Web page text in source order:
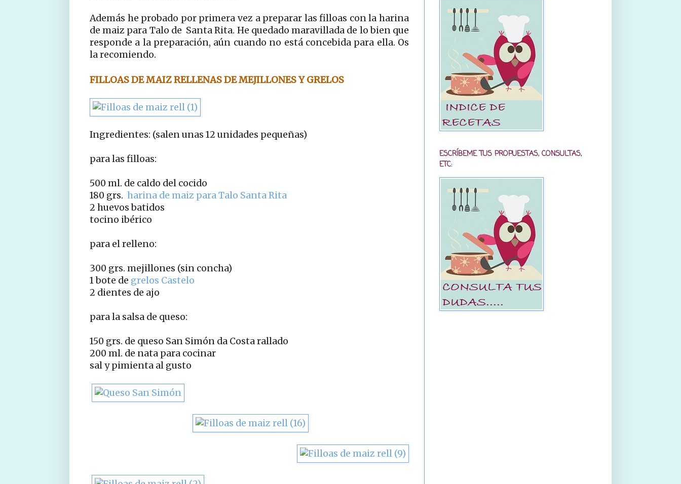
Además he probado por primera vez a preparar las filloas con la harina
de maiz para Talo de Santa Rita. He quedado maravillada de lo bien que
responde a la preparación, aún cuando no está concebida para ella. Os
la recomiendo.
FILLOAS DE MAIZ RELLENAS DE MEJILLONES Y GRELOS
Ingredientes: (salen unas 12 unidades pequeñas)
para las filloas:
500 ml. de caldo del cocido
180 grs. harina de maiz para Talo Santa Rita
2 huevos batidos
tocino ibérico
para el relleno:
300 grs. mejillones (sin concha)
1 bote de grelos Castelo
2 dientes de ajo
para la salsa de queso:
150 grs. de queso San Simón da Costa rallado
200 ml. de nata para cocinar
sal y pimienta al gusto
ESCRÍBEME TUS PROPUESTAS, CONSULTAS,
ETC: